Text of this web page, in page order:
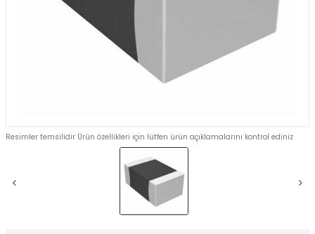
Resimler temsilidir Ürün özellikleri için lütfen ürün açıklamalarını kontrol ediniz